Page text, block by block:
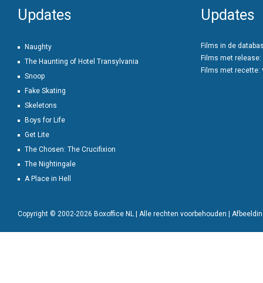
Updates
Naughty
The Haunting of Hotel Transylvania
Snoop
Fake Skating
Skeletons
Boys for Life
Get Lite
The Chosen: The Crucifixion
The Nightingale
A Place in Hell
Updates
Films in de
Films met release:
Films met recette:
Copyright © 2002-2026 Boxoffice NL | Alle rechten voorbehouden |